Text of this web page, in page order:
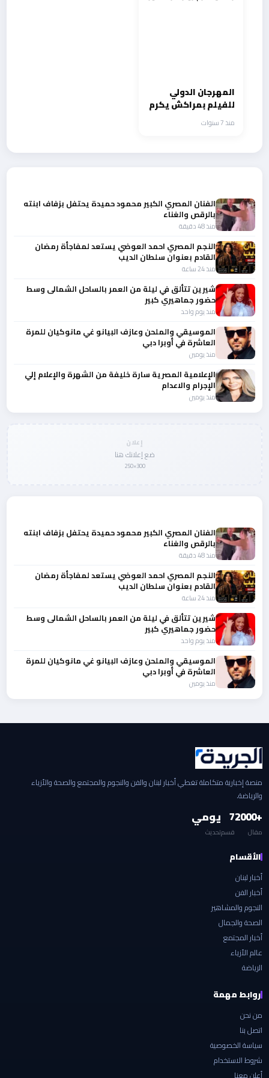
المهرجان الدولي
للفيلم بمراكش يكرم
روبرت ريد فوردمنذ 7 سنوات
الفنان المصري الكبير محمود حميدة يحتفل بزفاف ابنته
بالرقص والغناء
منذ 48 دقيقة
النجم المصري احمد العوضي يستعد لمفاجأة رمضان
القادم بعنوان سلطان الديب
منذ 24 ساعة
شيرين تتألق في ليلة من العمر بالساحل الشمالى وسط
حضور جماهيري كبير
منذ يوم واحد
الموسيقي والملحن وعازف البيانو غي مانوكيان للمرة
العاشرة في أوبرا دبي
منذ يومين
الإعلامية المصرية سارة خليفة من الشهرة والإعلام إلي
الإجرام والاعدام
منذ يومين
إعلان
ضع إعلانك هنا
300×250
الفنان المصري الكبير محمود حميدة يحتفل بزفاف ابنته
بالرقص والغناء
منذ 48 دقيقة
النجم المصري احمد العوضي يستعد لمفاجأة رمضان
القادم بعنوان سلطان الديب
منذ 24 ساعة
شيرين تتألق في ليلة من العمر بالساحل الشمالى وسط
حضور جماهيري كبير
منذ يوم واحد
الموسيقي والملحن وعازف البيانو غي مانوكيان للمرة
العاشرة في أوبرا دبي
منذ يومين
منصة إخبارية متكاملة تغطي أخبار لبنان والفن والنجوم والمجتمع والصحة والأزياء
والرياضة.
+2000
مقال
7
قسم
يومي
تحديث
الأقسام
أخبار لبنان
أخبار الفن
النجوم والمشاهير
الصحة والجمال
أخبار المجتمع
عالم الأزياء
الرياضة
روابط مهمة
من نحن
اتصل بنا
سياسة الخصوصية
شروط الاستخدام